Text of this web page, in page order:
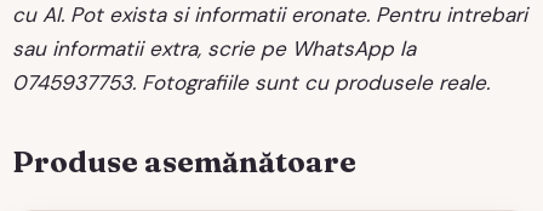
cu AI. Pot exista si informatii eronate. Pentru intrebari
sau informatii extra, scrie pe WhatsApp la
0745937753. Fotografiile sunt cu produsele reale.
Produse asemănătoare